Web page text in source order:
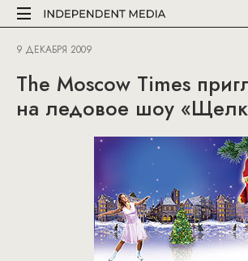
9 ДЕКАБРЯ 2009
The Moscow Times
на ледовое шоу